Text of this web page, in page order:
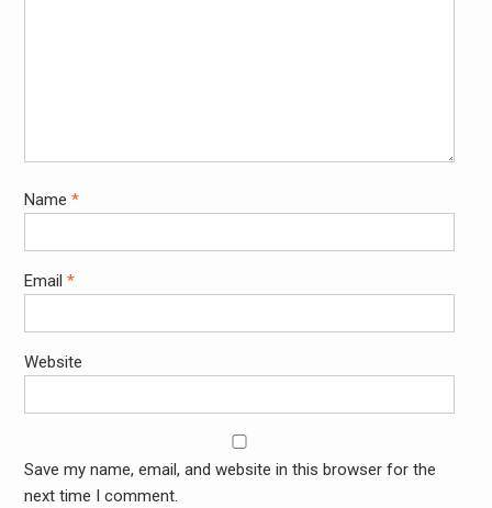
Name *
Email *
Website
Save my name, email, and website in this browser for the
next time I comment.